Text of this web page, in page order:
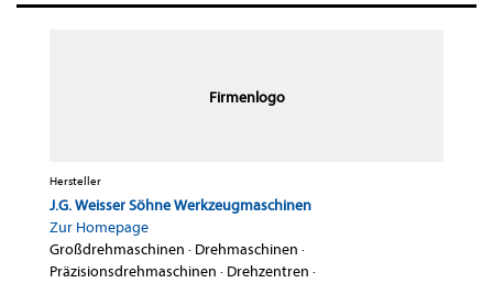
Firmenlogo
Hersteller
J.G. Weisser Söhne Werkzeugmaschinen
Zur Homepage
Großdrehmaschinen · Drehmaschinen ·
Präzisionsdrehmaschinen · Drehzentren ·